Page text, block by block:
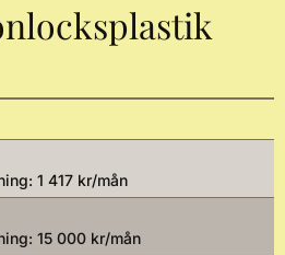
1 417 kr/mån
15 000 kr/mån